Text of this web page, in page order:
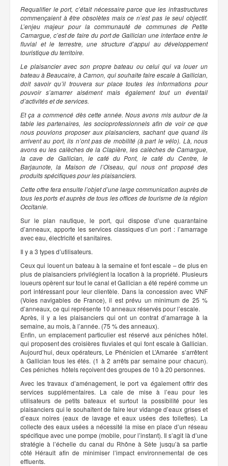
Requalifier le port, c’était nécessaire parce que les infrastructures
commençaient à être obsolètes mais ce n’est pas le seul objectif.
L’enjeu majeur pour la communauté de communes de Petite
Camargue, c’est de faire du port de Gallician une interface entre le
fluvial et le terrestre, une structure d’appui au développement
touristique du territoire.
Le plaisancier avec son propre bateau ou celui qui va louer un
bateau à Beaucaire, à Carnon, qui souhaite faire escale à Gallician,
doit savoir qu’il trouvera sur place toutes les informations pour
pouvoir s’amarrer aisément mais également tout un éventail
d’activités et de services.
Et ça a commencé dès cette année. Nous avons mis autour de la
table les partenaires, les socioprofessionnels afin de voir ce que
nous pouvions proposer aux plaisanciers, sachant que quand ils
arrivent au port, ils n’ont pas de mobilité (à part le vélo). Là, nous
avons eu les calèches de la Clapière, les calèches de Camargue,
la cave de Gallician, le café du Pont, le café du Centre, le
Barjaunote, la Maison de l’Oiseau, qui nous ont proposé des
produits spécifiques pour les plaisanciers.
Cette offre fera ensuite l’objet d’une large communication auprès de
tous les ports et auprès de tous les offices de tourisme de la région
Occitanie.
Sur le plan nautique, le port, qui dispose d’une quarantaine
d’anneaux, apporte les services classiques d’un port : l’amarrage
avec eau, électricité et sanitaires.
Il y a 3 types d’utilisateurs.
Ceux qui louent un bateau à la semaine et font escale – de plus en
plus de plaisanciers privilégient la location à la propriété. Plusieurs
loueurs opèrent sur tout le canal et Gallician a été repéré comme un
port intéressant pour leur clientèle. Dans la concession avec VNF
(Voies navigables de France), il est prévu un minimum de 25 %
d’anneaux, ce qui représente 10 anneaux réservés pour l’escale.
Après, il y a les plaisanciers qui ont un contrat d’amarrage à la
semaine, au mois, à l’année. (75 % des anneaux).
Enfin, un emplacement particulier est réservé aux péniches hôtel.
qui proposent des croisières fluviales et qui font escale à Gallician.
Aujourd’hui, deux opérateurs, Le Phénicien et L’Amarée s’arrêtent
à Gallician tous les étés. (1 à 2 arrêts par semaine pour chacun).
Ces péniches hôtels reçoivent des groupes de 10 à 20 personnes.
Avec les travaux d’aménagement, le port va également offrir des
services supplémentaires. La cale de mise à l’eau pour les
utilisateurs de petits bateaux et surtout la possibilité pour les
plaisanciers qui le souhaitent de faire leur vidange d’eaux grises et
d’eaux noires (eaux de lavage et eaux usées des toilettes). La
collecte des eaux usées a nécessité la mise en place d’un réseau
spécifique avec une pompe (mobile, pour l’instant). Il s’agit là d’une
stratégie à l’échelle du canal du Rhône à Sète jusqu’à sa partie
côté Hérault afin de minimiser l’impact environnemental de ces
effluents.